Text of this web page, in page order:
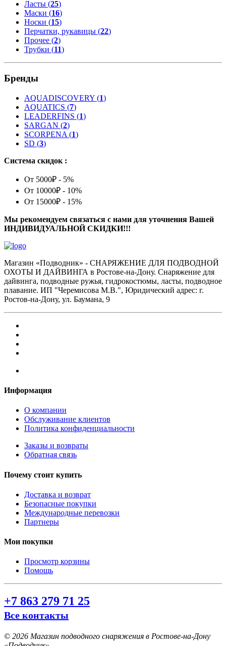
Ласты (25)
Маски (16)
Носки (15)
Перчатки, рукавицы (22)
Прочее (2)
Трубки (11)
Бренды
AQUADISCOVERY (1)
AQUATICS (7)
LEADERFINS (1)
SARGAN (2)
SCORPENA (1)
SD (3)
Система скидок :
От 5000₽ - 5%
От 10000₽ - 10%
От 15000₽ - 15%
Мы рекомендуем связаться с нами для уточнения Вашей
ИНДИВИДУАЛЬНОЙ СКИДКИ!!!
Магазин «Подводник» - СНАРЯЖЕНИЕ ДЛЯ ПОДВОДНОЙ
ОХОТЫ И ДАЙВИНГА в Ростове-на-Дону. Снаряжение для
дайвинга, подводные ружья, гидрокостюмы, ласты, подводное
плавание. ИП "Черемисова М.В.", Юридический адрес: г.
Ростов-на-Дону, ул. Баумана, 9
Информация
О компании
Обслуживание клиентов
Политика конфиденциальности
Заказы и возвраты
Обратная связь
Почему стоит купить
Доставка и возврат
Безопасные покупки
Международные перевозки
Партнеры
Мои покупки
Просмотр корзины
Помощь
+7 863 279 71 25
Все контакты
© 2026 Магазин подводного снаряжения в Ростове-на-Дону